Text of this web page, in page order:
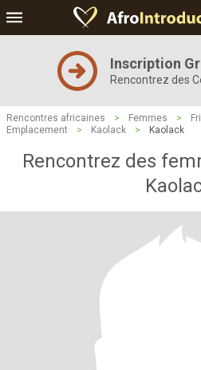
Inscription
Rencontrez des
Rencontres africaines > Femmes >
Emplacement
> Kaolack > Kaolack
Rencontrez des